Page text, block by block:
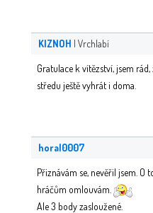
KIZNOH | Vrchlabí
Gratulace k vítězství, jsem
středu ještě vyhrát i doma.
horal0007
Přiznávám se, nevěřil jsem. O
hráčům omlouvám.
Ale 3 body zasloužené.